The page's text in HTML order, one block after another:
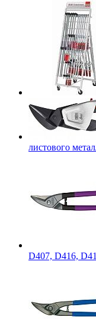
листового
D407, D416,